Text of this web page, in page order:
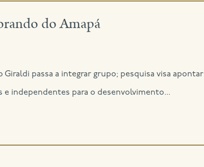
do Amapá
Giraldi passa a integrar grupo; pesquisa visa apontar
independentes para o desenvolvimento...